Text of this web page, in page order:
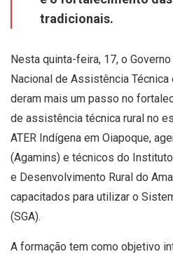
tradicionais.
Nesta quinta-feira, 17, o
Nacional de Assistência Técnica
deram mais um passo no
de assistência técnica rural no
ATER Indígena em Oiapoque,
(Agamins) e técnicos do
e Desenvolvimento Rural do
capacitados para utilizar o
(SGA).
A formação tem como objetivo